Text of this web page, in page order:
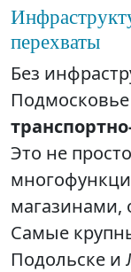
перехваты
Без
Подмосковье
Это не
магазинами,
Самые
Подольске